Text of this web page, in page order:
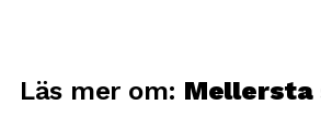
Läs mer om: Mellersta